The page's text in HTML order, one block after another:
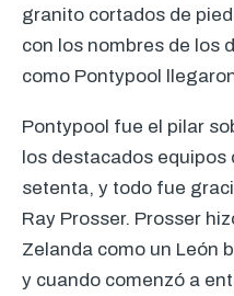
granito cortados de
con los nombres de los
como Pontypool
Pontypool fue el pilar
los destacados equipos
setenta, y todo fue
Ray Prosser. Prosser
Zelanda como un León
y cuando comenzó a